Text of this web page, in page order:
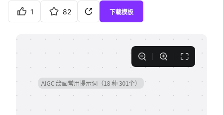
企业服务
客户案例
1 82 下载模板